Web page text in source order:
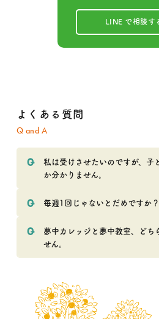
LINE で相談す
よくある質問
Q and A
私は受けさせたいのですが、子
か分かりません。
毎週1回じゃないとだめですか？
夢中カレッジと夢中教室、どち
せん。